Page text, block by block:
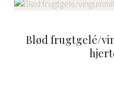
Blød frugtgelé/